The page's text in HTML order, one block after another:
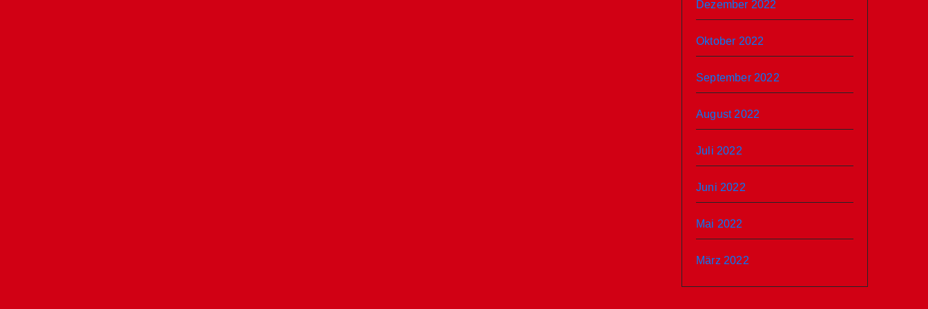
Dezember 2022
Oktober 2022
September 2022
August 2022
Juli 2022
Juni 2022
Mai 2022
März 2022